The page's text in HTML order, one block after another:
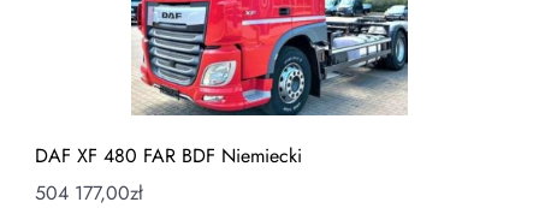
DAF XF 480 FAR BDF Niemiecki
504 177,00zł